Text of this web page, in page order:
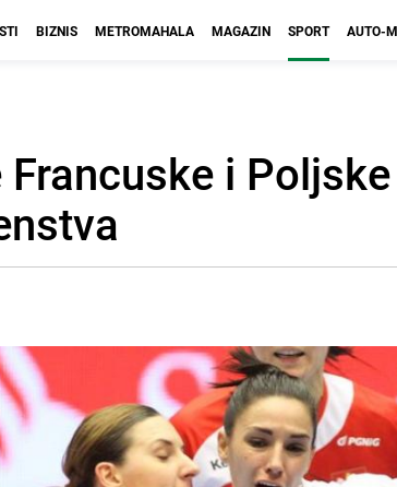
BIZNIS METROMAHALA MAGAZIN SPORT AUTO-
i